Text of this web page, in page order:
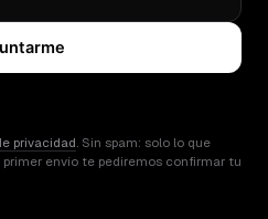
privacidad. Sin spam: solo lo que
envío te pediremos confirmar tu